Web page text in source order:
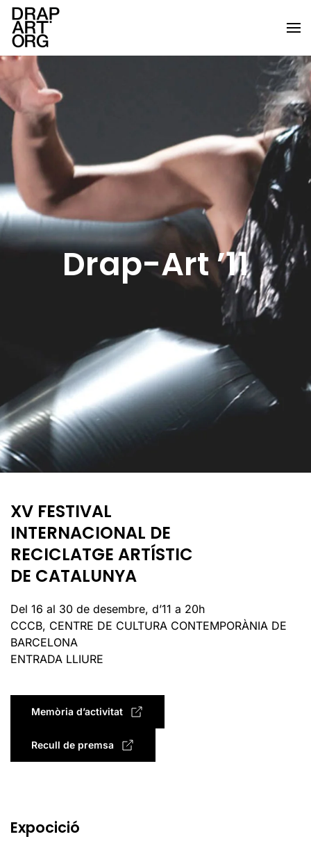
Ir al contenido principal
Drap-Art ’11
XV FESTIVAL
INTERNACIONAL DE
RECICLATGE ARTÍSTIC
DE CATALUNYA
Del 16 al 30 de desembre, d’11 a 20h
CCCB, CENTRE DE CULTURA CONTEMPORÀNIA DE
BARCELONA
ENTRADA LLIURE
Memòria d’activitat
Recull de premsa
Expocició